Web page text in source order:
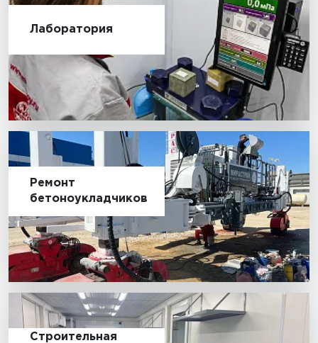
Лаборатория
Ремонт
бетоноукладчиков
Строительная